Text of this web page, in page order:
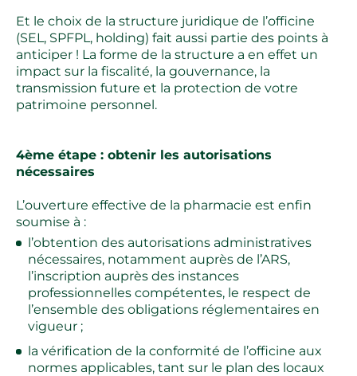
Et le choix de la structure juridique de l’officine
(SEL, SPFPL, holding) fait aussi partie des points à
anticiper ! La forme de la structure a en effet un
impact sur la fiscalité, la gouvernance, la
transmission future et la protection de votre
patrimoine personnel.
4ème étape : obtenir les autorisations
nécessaires
L’ouverture effective de la pharmacie est enfin
soumise à :
l’obtention des autorisations administratives
nécessaires, notamment auprès de l’ARS,
l’inscription auprès des instances
professionnelles compétentes, le respect de
l’ensemble des obligations réglementaires en
vigueur ;
la vérification de la conformité de l’officine aux
normes applicables, tant sur le plan des locaux